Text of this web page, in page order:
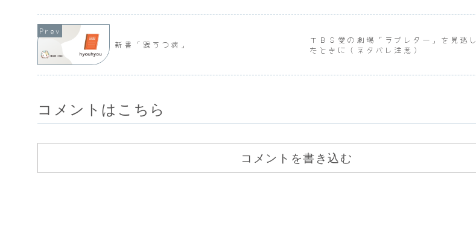
新書「躁うつ病」
ＴＢＳ愛の劇場「ラブレター」を見逃し
たときに（ネタバレ注意）
コメントはこちら
コメントを書き込む